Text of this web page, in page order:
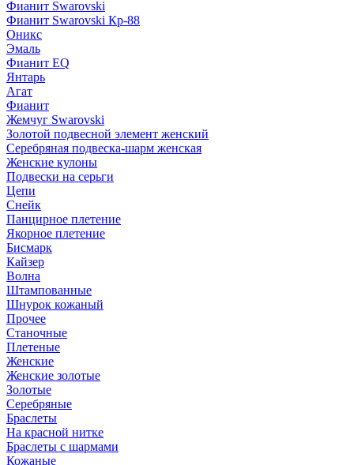
Фианит Swarovski
Фианит Swarovski Кр-88
Оникс
Эмаль
Фианит EQ
Янтарь
Агат
Фианит
Жемчуг Swarovski
Золотой подвесной элемент женcкий
Серебряная подвеска-шарм женская
Женские кулоны
Подвески на серьги
Цепи
Снейк
Панцирное плетение
Якорное плетение
Бисмарк
Кайзер
Волна
Штампованные
Шнурок кожаный
Прочее
Станочные
Плетеные
Женские
Женские золотые
Золотые
Серебряные
Браслеты
На красной нитке
Браслеты с шармами
Кожаные